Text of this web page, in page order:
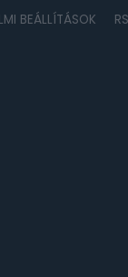
BEÁLLÍTÁSOK